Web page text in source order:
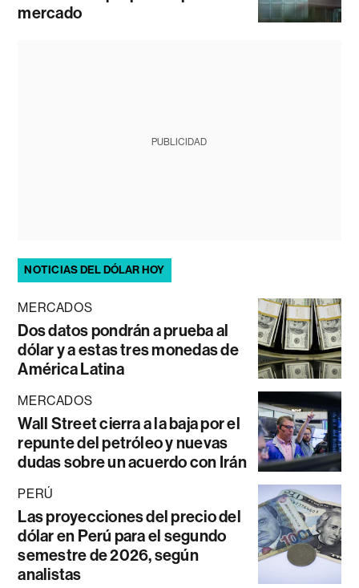
mercado
PUBLICIDAD
NOTICIAS DEL DÓLAR HOY
MERCADOS
Dos datos pondrán a prueba al
dólar y a estas tres monedas de
América Latina
MERCADOS
Wall Street cierra a la baja por el
repunte del petróleo y nuevas
dudas sobre un acuerdo con Irán
PERÚ
Las proyecciones del precio del
dólar en Perú para el segundo
semestre de 2026, según
analistas